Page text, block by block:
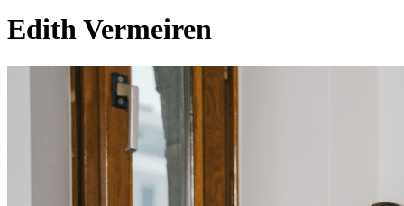
Edith Vermeiren